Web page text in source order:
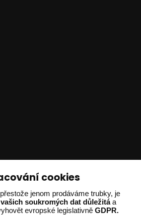
Dvořák
234 254
- 15:00)
cookies
jenom prodáváme trubky, je
soukromých dat důležitáa
evropské legislativně GDPR.